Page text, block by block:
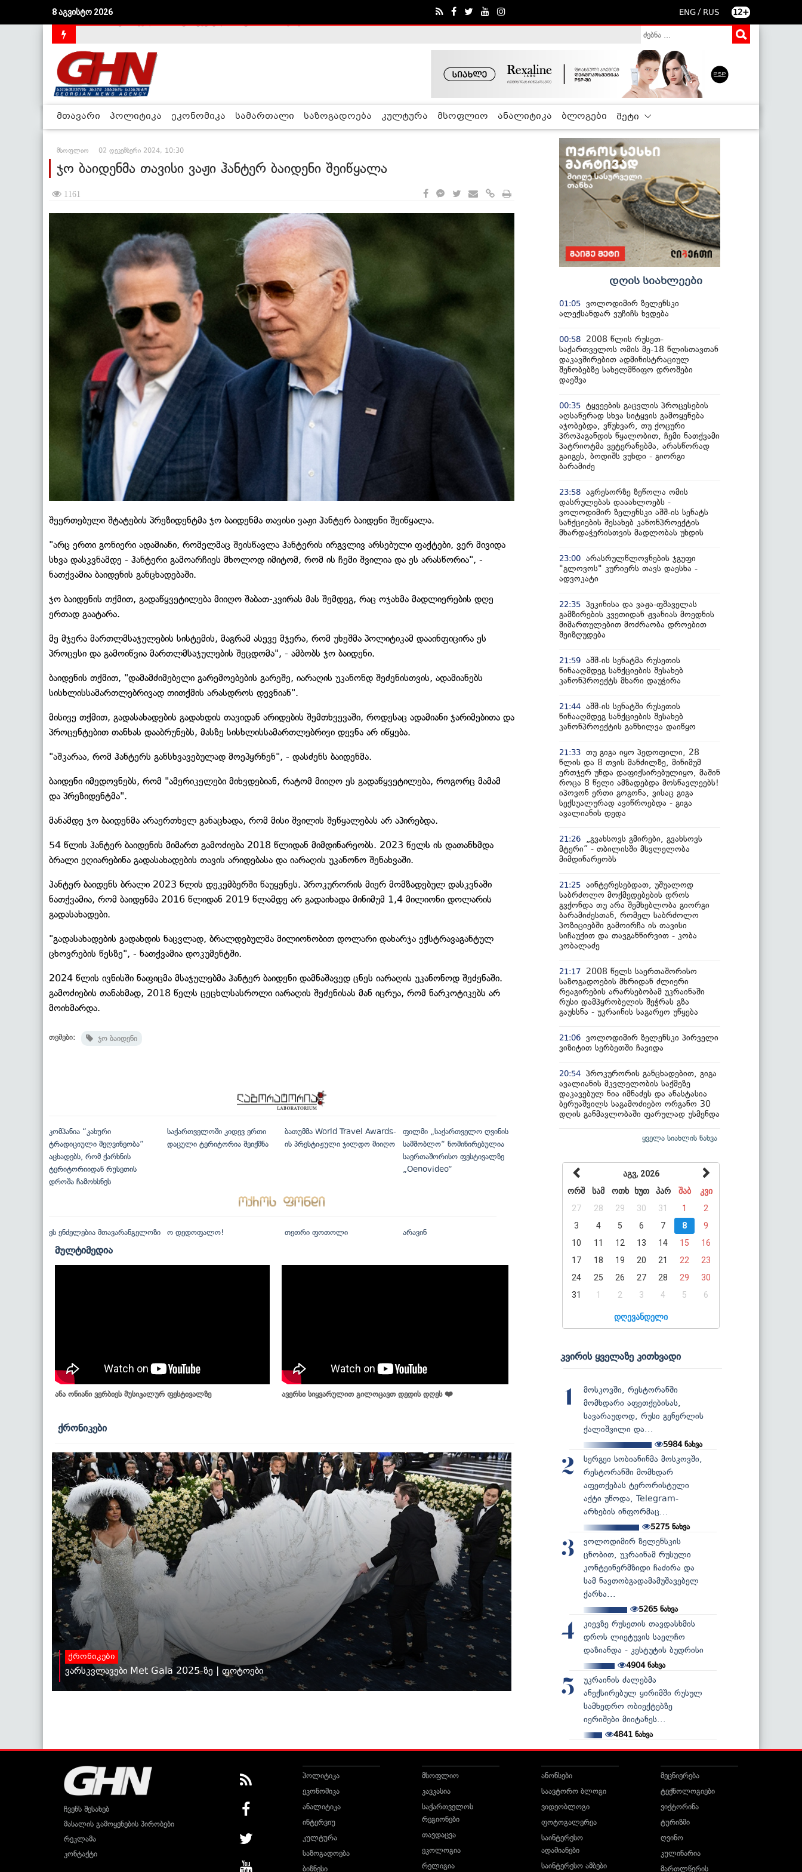
8 აგვისტო 2026 ENG / RUS 12+
მთავარი პოლიტიკა ეკონომიკა სამართალი საზოგადოება კულტურა მსოფლიო ანალიტიკა ბლოგები მეტი
მსოფლიო 02 დეკემბერი 2024, 10:30
ჯო ბაიდენმა თავისი ვაჟი ჰანტერ ბაიდენი შეიწყალა
1161
შეერთებული შტატების პრეზიდენტმა ჯო ბაიდენმა თავისი ვაჟი ჰანტერ ბაიდენი შეიწყალა.
"არც ერთი გონიერი ადამიანი, რომელმაც შეისწავლა ჰანტერის ირგვლივ არსებული ფაქტები, ვერ მივიდა
სხვა დასკვნამდე - ჰანტერი გამოარჩიეს მხოლოდ იმიტომ, რომ ის ჩემი შვილია და ეს არასწორია", -
ნათქვამია ბაიდენის განცხადებაში.
ჯო ბაიდენის თქმით, გადაწყვეტილება მიიღო შაბათ-კვირას მას შემდეგ, რაც ოჯახმა მადლიერების დღე
ერთად გაატარა.
მე მჯერა მართლმსაჯულების სისტემის, მაგრამ ასევე მჯერა, რომ უხეშმა პოლიტიკამ დააინფიცირა ეს
პროცესი და გამოიწვია მართლმსაჯულების შეცდომა", - ამბობს ჯო ბაიდენი.
ბაიდენის თქმით, "დამამძიმებელი გარემოებების გარეშე, იარაღის უკანონდ შეძენისთვის, ადამიანებს
სისხლისსამართლებრივად თითქმის არასდროს დევნიან".
მისივე თქმით, გადასახადების გადახდის თავიდან არიდების შემთხვევაში, როდესაც ადამიანი ჯარიმებითა და
პროცენტებით თანხას დააბრუნებს, მასზე სისხლისსამართლებრივი დევნა არ იწყება.
"აშკარაა, რომ ჰანტერს განსხვავებულად მოეპყრნენ", - დასძენს ბაიდენმა.
ბაიდენი იმედოვნებს, რომ "ამერიკელები მიხვდებიან, რატომ მიიღო ეს გადაწყვეტილება, როგორც მამამ
და პრეზიდენტმა".
მანამდე ჯო ბაიდენმა არაერთხელ განაცხადა, რომ მისი შვილის შეწყალებას არ აპირებდა.
54 წლის ჰანტერ ბაიდენის მიმართ გამოძიება 2018 წლიდან მიმდინარეობს. 2023 წელს ის დათანხმდა
ბრალი ეღიარებინა გადასახადების თავის არიდებასა და იარაღის უკანონო შენახვაში.
ჰანტერ ბაიდენს ბრალი 2023 წლის დეკემბერში წაუყენეს. პროკურორის მიერ მომზადებულ დასკვნაში
ნათქვამია, რომ ბაიდენმა 2016 წლიდან 2019 წლამდე არ გადაიხადა მინიმუმ 1,4 მილიონი დოლარის
გადასახადები.
"გადასახადების გადახდის ნაცვლად, ბრალდებულმა მილიონობით დოლარი დახარჯა ექსტრავაგანტულ
ცხოვრების წესზე", - ნათქვამია დოკუმენტში.
2024 წლის ივნისში ნაფიცმა მსაჯულებმა ჰანტერ ბაიდენი დამნაშავედ ცნეს იარაღის უკანონოდ შეძენაში.
გამოძიების თანახმად, 2018 წელს ცეცხლსასროლი იარაღის შეძენისას მან იცრუა, რომ ნარკოტიკებს არ
მოიხმარდა.
თემები: ჯო ბაიდენი
კომპანია “კახური
ტრადიციული მეღვინეობა”
აცხადებს, რომ ქარხნის
ტერიტორიიდან რუსეთის
დროშა ჩამოხსნეს
საქართველოში კიდევ ერთი
დაცული ტერიტორია შეიქმნა
ბათუმმა World Travel Awards-
ის პრესტიჟული ჯილდო მიიღო
ფილმი „საქართველო ღვინის
სამშობლო“ ნომინირებულია
საერთაშორისო ფესტივალზე
„Oenovideo“
ეს ენძელებია მთავარანგელოზი ო დედოფალო! თეთრი ფოთოლი არავინ
მულტიმედია
ანა ონიანი ვერბიეს მუსიკალურ ფესტივალზე ავერსი სიყვარულით გილოცავთ დედის დღეს ❤️
ქრონიკები
ქრონიკები
ვარსკვლავები Met Gala 2025-ზე | ფოტოები
დღის სიახლეები
01:05 ვოლოდიმირ ზელენსკი
ალექსანდარ ვუჩიჩს ხვდება
00:58
2008 წლის რუსეთ-
საქართველოს ომის მე-18 წლისთავთან
დაკავშირებით ადმინისტრაციულ
შენობებზე სახელმწიფო დროშები
დაეშვა
00:35 ტყვეების გაცვლის პროცესების
აღსაწერად სხვა სიტყვის გამოყენება
აჯობებდა, ვწუხვარ, თუ ქოცური
პროპაგანდის წყალობით, ჩემი ნათქვამი
პატრიოტმა ვეტერანებმა, არასწორად
გაიგეს, ბოდიშს ვუხდი - გიორგი
ბარამიძე
23:58 აგრესორზე ზეწოლა ომის
დასრულებას დააახლოებს -
ვოლოდიმირ ზელენსკი აშშ-ის სენატს
სანქციების შესახებ კანონპროექტის
მხარდაჭერისთვის მადლობას უხდის
23:00 არასრულწლოვნების ჯგუფი
"გლოვოს" კურიერს თავს დაესხა -
ადვოკატი
22:35 პეკინისა და ვაჟა-ფშაველას
გამზირების კვეთიდან ჟვანიას მოედნის
მიმართულებით მოძრაობა დროებით
შეიზღუდება
21:59 აშშ-ის სენატმა რუსეთის
წინააღმდეგ სანქციების შესახებ
კანონპროექტს მხარი დაუჭირა
21:44 აშშ-ის სენატში რუსეთის
წინააღმდეგ სანქციების შესახებ
კანონპროექტის განხილვა დაიწყო
21:33 თუ გიგა იყო პედოფილი, 28
წლის და 8 თვის მანძილზე, მინიმუმ
ერთჯერ უნდა დაფიქსირებულიყო, მაშინ
როცა 8 წელი ამზადებდა მოსწავლეებს!
იპოვონ ერთი გოგონა, ვისაც გიგა
სექსუალურად ავიწროებდა - გიგა
ავალიანის დედა
21:26
„გვახსოვს გმირები, გვახსოვს
მტერი” - თბილისში მსვლელობა
მიმდინარეობს
21:25 აინტერესებდათ, უშუალოდ
საბრძოლო მოქმედებების დროს
გვქონდა თუ არა შემხებლობა გიორგი
ბარამიძესთან, რომელ საბრძოლო
პოზიციებში გამოირჩა ის თავისი
სიჩაუქით და თავგანწირვით - კობა
კობალაძე
21:17
2008 წელს საერთაშორისო
საზოგადოების მხრიდან ძლიერი
რეაგირების არარსებობამ უკრაინაში
რუსი დამპყრობელის შეჭრას გზა
გაუხსნა - უკრაინის საგარეო უწყება
21:06 ვოლოდიმირ ზელენსკი პირველი
ვიზიტით სერბეთში ჩავიდა
20:54 პროკურორის განცხადებით, გიგა
ავალიანის მკვლელობის საქმეზე
დაკავებულ ნია იმნაძეს და ანასტასია
ბერუაშვილს საგამოძიებო ორგანო 30
დღის განმავლობაში ფარულად უსმენდა
ყველა სიახლის ნახვა
აგვ, 2026
ორშ
სამ ოთხ ხუთ პარ შაბ
კვი
27
28 29 30 31 1
2
3
4 5 6 7 8
9
10
11 12 13 14 15
16
17
18 19 20 21 22
23
24
25 26 27 28 29
30
31
1 2 3 4 5 6
დღევანდელი
კვირის ყველაზე კითხვადი
1
მოსკოვში, რესტორანში
მომხდარი აფეთქებისას,
სავარაუდოდ, რუსი გენერლის
ქალიშვილი და...
5984ნახვა
2
სერგეი სობიანინმა მოსკოვში,
რესტორანში მომხდარ
აფეთქებას ტერორისტული
აქტი უწოდა, Telegram-
არხების ინფორმაც...
5275 ნახვა
3
ვოლოდიმირ ზელენსკის
ცნობით, უკრაინამ რუსული
კონტეინერმზიდი ჩაძირა და
სამ ნავთობგადამამუშავებელ
ქარხა...
5265ნახვა
4
კიევზე რუსეთის თავდასხმის
დროს ლიეტუვის საელჩო
დაზიანდა - კესტუტის ბუდრისი
4904ნახვა
5
უკრაინის ძალებმა
ანექსირებულ ყირიმში რუსულ
სამხედრო ობიექტებზე
იერიშები მიიტანეს...
4841 ნახვა
ჩვენს შესახებ
მასალის გამოყენების პირობები
რეკლამა
კონტაქტი
პოლიტიკა
ეკონომიკა
ანალიტიკა
ინტერვიუ
კულტურა
საზოგადოება
ბიზნესი
მსოფლიო
კავკასია
საქართველოს
რეგიონები
თავდაცვა
ეკოლოგია
რელიგია
ანონსები
საავტორო ბლოგი
ვიდეობლოგი
ფოტოგალერეა
საინტერესო
ადამიანები
საინტერესო ამბები
მეცნიერება
ტექნოლოგიები
ვიქტორინა
ტურიზმი
ღვინო
კულინარია
მართლწერის